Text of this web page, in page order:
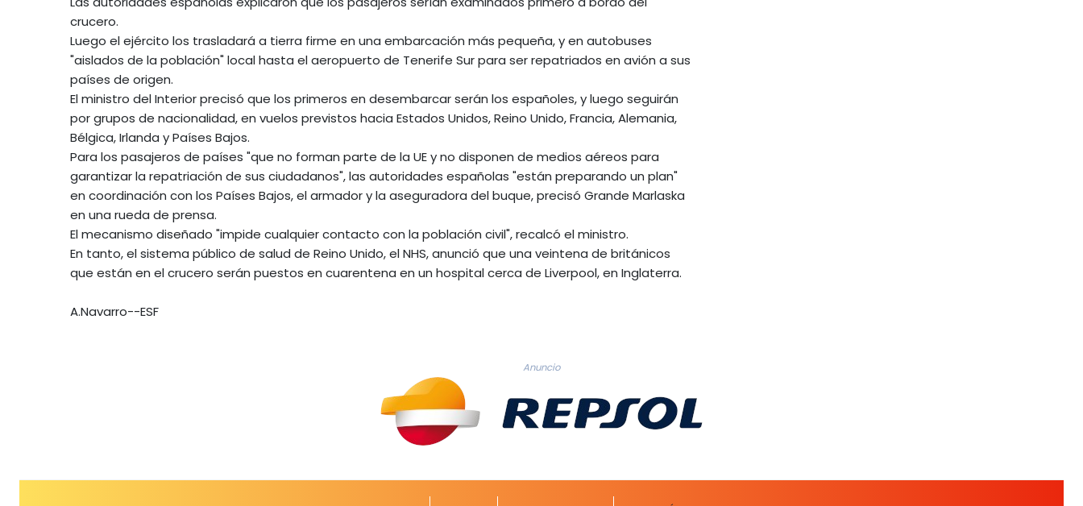
crucero.
Luego el ejército los trasladará a tierra firme en una embarcación más pequeña, y en autobuses
"aislados de la población" local hasta el aeropuerto de Tenerife Sur para ser repatriados en avión a sus
países de origen.
El ministro del Interior precisó que los primeros en desembarcar serán los españoles, y luego seguirán
por grupos de nacionalidad, en vuelos previstos hacia Estados Unidos, Reino Unido, Francia, Alemania,
Bélgica, Irlanda y Países Bajos.
Para los pasajeros de países "que no forman parte de la UE y no disponen de medios aéreos para
garantizar la repatriación de sus ciudadanos", las autoridades españolas "están preparando un plan"
en coordinación con los Países Bajos, el armador y la aseguradora del buque, precisó Grande Marlaska
en una rueda de prensa.
El mecanismo diseñado "impide cualquier contacto con la población civil", recalcó el ministro.
En tanto, el sistema público de salud de Reino Unido, el NHS, anunció que una veintena de británicos
que están en el crucero serán puestos en cuarentena en un hospital cerca de Liverpool, en Inglaterra.
A.Navarro--ESF
Anuncio